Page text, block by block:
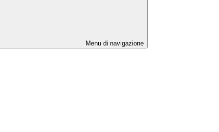
Menu di navigazione